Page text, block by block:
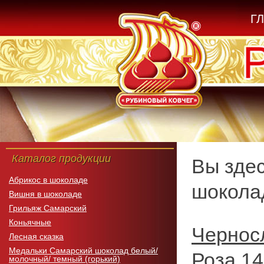
Каталог продукции
Абрикос в шоколаде
Вишня в шоколаде
Грильяж Самарский
Коньячные
Лесная сказка
Медальки Самарский шоколад белый/
молочный/ темный (горький)
Вы